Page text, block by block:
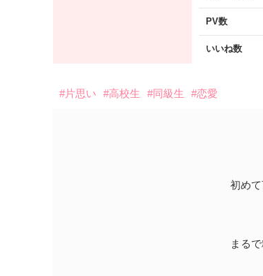
PV数
いいね数
#片思い #高校生 #同級生 #恋愛
初め
まる